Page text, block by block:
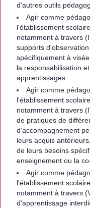
d'autres outils
Agir comme
l'établissement
notamment à travers
supports
spécifiquement à
la responsabilisation
apprentissages
Agir comme
l'établissement
notamment à travers
de pratiques de
d'accompagnement
leurs acquis
de leurs besoins
enseignement ou la
Agir comme
l'établissement
notamment à travers
d'apprentissage